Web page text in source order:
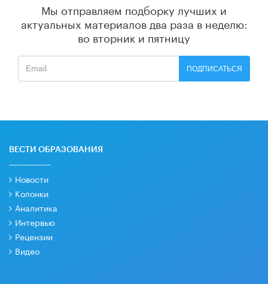
Мы отправляем подборку лучших и
актуальных материалов два раза в неделю:
во вторник и пятницу
ПОДПИСАТЬСЯ
ВЕСТИ ОБРАЗОВАНИЯ
Новости
Колонки
Аналитика
Интервью
Рецензии
Видео